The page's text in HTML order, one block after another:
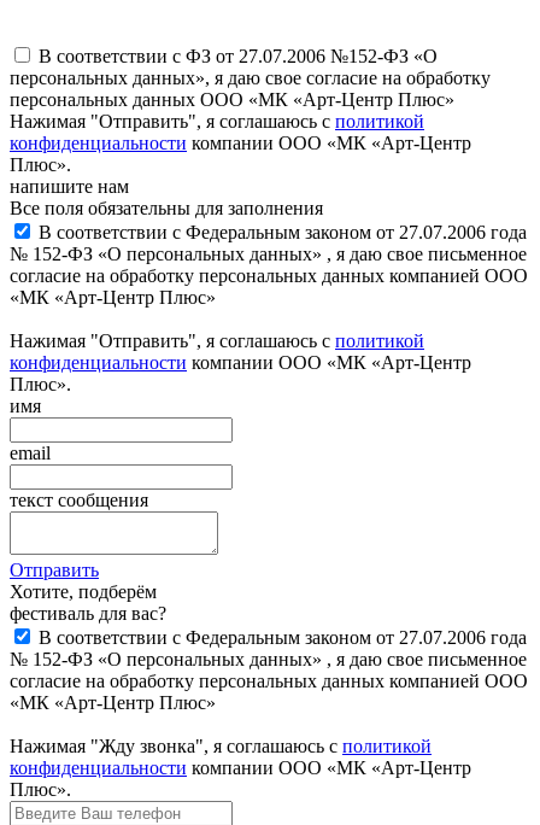
В соответствии с ФЗ от 27.07.2006 №152-ФЗ «О
персональных данных», я даю свое согласие на обработку
персональных данных ООО «МК «Арт-Центр Плюс»
Нажимая "Отправить", я соглашаюсь с политикой
конфиденциальности компании ООО «МК «Арт-Центр
Плюс».
напишите нам
Все поля обязательны для заполнения
В соответствии с Федеральным законом от 27.07.2006 года
№ 152-ФЗ «О персональных данных» , я даю свое письменное
согласие на обработку персональных данных компанией ООО
«МК «Арт-Центр Плюс»
Нажимая "Отправить", я соглашаюсь с политикой
конфиденциальности компании ООО «МК «Арт-Центр
Плюс».
имя
email
текст сообщения
Отправить
Хотите, подберём
фестиваль для вас?
В соответствии с Федеральным законом от 27.07.2006 года
№ 152-ФЗ «О персональных данных» , я даю свое письменное
согласие на обработку персональных данных компанией ООО
«МК «Арт-Центр Плюс»
Нажимая "Жду звонка", я соглашаюсь с политикой
конфиденциальности компании ООО «МК «Арт-Центр
Плюс».